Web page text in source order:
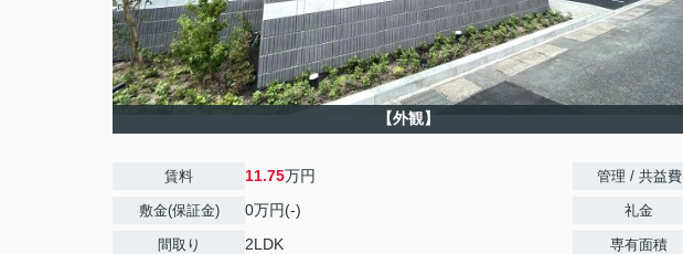
【外観】
賃料 11.75万円
敷金(保証金) 0万円(-)
間取り 2LDK
管理 / 共益費
礼金
専有面積